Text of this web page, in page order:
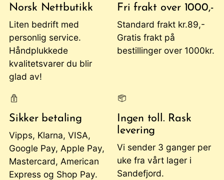
Norsk Nettbutikk
Liten bedrift med
personlig service.
Håndplukkede
kvalitetsvarer du blir
glad av!
Fri frakt over 1000,-
Standard frakt kr.89,-
Gratis frakt på
bestillinger over 1000kr.
Sikker betaling
Vipps, Klarna, VISA,
Google Pay, Apple Pay,
Mastercard, American
Express og Shop Pay.
Ingen toll. Rask
levering
Vi sender 3 ganger per
uke fra vårt lager i
Sandefjord.